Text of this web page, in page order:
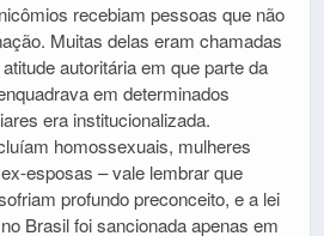
recebiam pessoas que não
Muitas delas eram chamadas
autoritária em que parte da
em determinados
era institucionalizada.
homossexuais, mulheres
esposas – vale lembrar que
profundo preconceito, e a lei
Brasil foi sancionada apenas em